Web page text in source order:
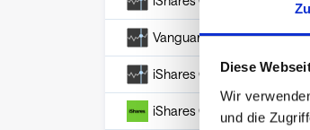
Diese
Wir
und die
Vanguard Total Bond
iShares Global Clean